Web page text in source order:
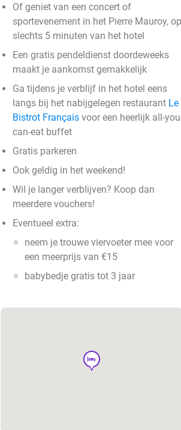
Of geniet van een concert of
sportevenement in het Pierre Mauroy, op
slechts 5 minuten van het hotel
Een gratis pendeldienst doordeweeks
maakt je aankomst gemakkelijk
Ga tijdens je verblijf in het hotel eens
langs bij het nabijgelegen restaurant Le
Bistrot Français voor een heerlijk all-
can-eat buffet
Gratis parkeren
Ook geldig in het weekend!
Wil je langer verblijven? Koop dan
meerdere vouchers!
Eventueel extra:
neem je trouwe viervoeter mee voor
een meerprijs van €15
babybedje gratis tot 3 jaar
hotel